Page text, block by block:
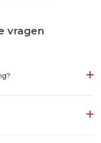
vragen